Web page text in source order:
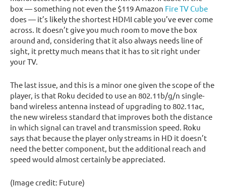
box — something not even the $119 Amazon Fire TV Cube
does — it’s likely the shortest HDMI cable you’ve ever come
across. It doesn’t give you much room to move the box
around and, considering that it also always needs line of
sight, it pretty much means that it has to sit right under
your TV.
The last issue, and this is a minor one given the scope of the
player, is that Roku decided to use an 802.11b/g/n single-
band wireless antenna instead of upgrading to 802.11ac,
the new wireless standard that improves both the distance
in which signal can travel and transmission speed. Roku
says that because the player only streams in HD it doesn’t
need the better component, but the additional reach and
speed would almost certainly be appreciated.
(Image credit: Future)